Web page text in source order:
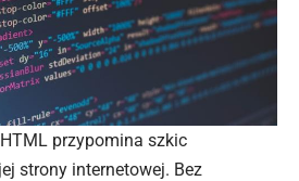
przypomina szkic
strony internetowej. Bez